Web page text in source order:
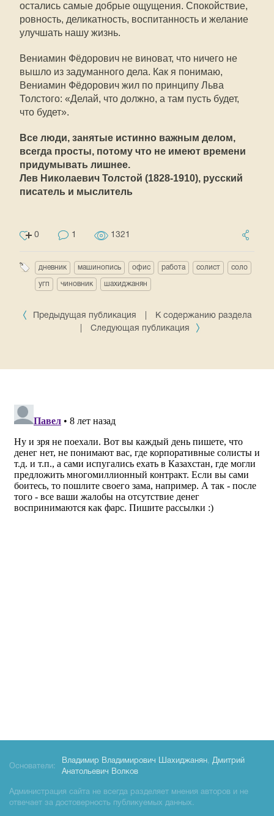
остались самые добрые ощущения. Спокойствие,
ровность, деликатность, воспитанность и желание
улучшать нашу жизнь.
Вениамин Фёдорович не виноват, что ничего не
вышло из задуманного дела. Как я понимаю,
Вениамин Фёдорович жил по принципу Льва
Толстого: «Делай, что должно, а там пусть будет,
что будет».
Все люди, занятые истинно важным делом,
всегда просты, потому что не имеют времени
придумывать лишнее.
Лев Николаевич Толстой (1828-1910), русский
писатель и мыслитель
0 1 1321
дневник машинопись офис работа солист соло
угп чиновник шахиджанян
Предыдущая публикация
К содержанию раздела
Следующая публикация
Основатели:
Владимир Владимирович Шахиджанян, Дмитрий
Анатольевич Волков
Администрация сайта не всегда разделяет мнения авторов и не
отвечает за достоверность публикуемых данных.